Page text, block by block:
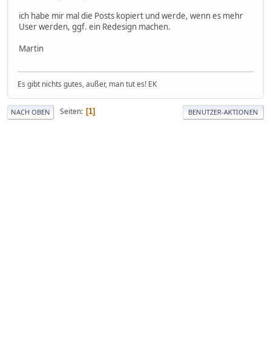
ich habe mir mal die Posts kopiert und werde, wenn es mehr
User werden, ggf. ein Redesign machen.
Martin
Es gibt nichts gutes, außer, man tut es! EK
NACH OBEN Seiten 1 BENUTZER-AKTIONEN